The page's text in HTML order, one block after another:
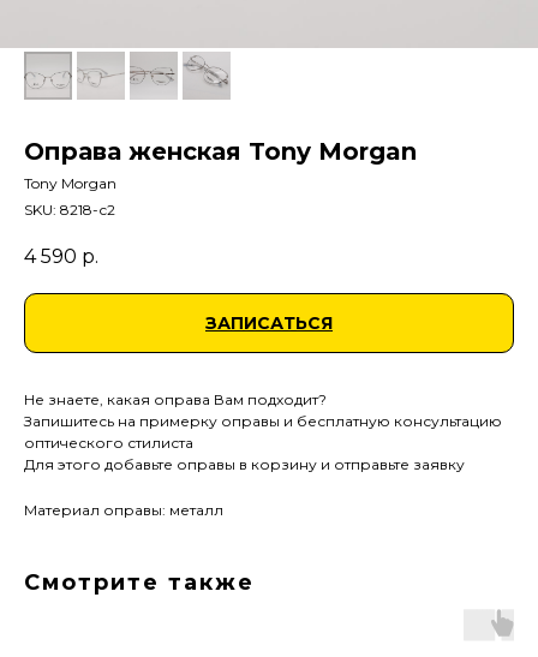
Оправа женская Tony Morgan
Tony Morgan
SKU: 8218-с2
4 590 р.
ЗАПИСАТЬСЯ
Не знаете, какая оправа Вам подходит?
Запишитесь на примерку оправы и бесплатную консультацию
оптического стилиста
Для этого добавьте оправы в корзину и отправьте заявку
Материал оправы: металл
Смотрите также